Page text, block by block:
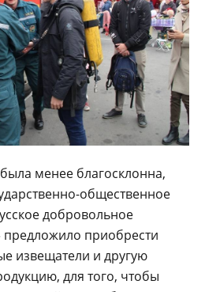
менее благосклонна,
общественное
добровольное
приобрести
извещатели и другую
для того, чтобы